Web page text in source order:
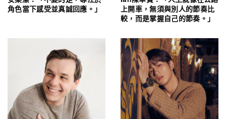
角色當下感受並真誠回應。」
上開車，無須與別人的節奏比
較，而是掌握自己的節奏。」